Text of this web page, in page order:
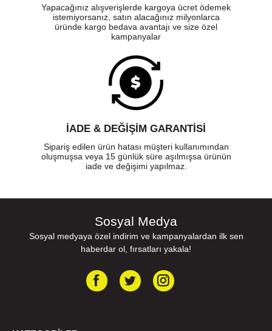
Yapacağınız alışverişlerde kargoya ücret ödemek
istemiyorsanız, satın alacağınız milyonlarca
üründe kargo bedava avantajı ve size özel
kampanyalar
İADE & DEĞİŞİM GARANTİSİ
Sipariş edilen ürün hatası müşteri kullanımından
oluşmuşsa veya 15 günlük süre aşılmışsa ürünün
iade ve değişimi yapılmaz.
Sosyal Medya
Sosyal medyaya özel indirim ve kampanyalardan ilk sen
haberdar ol, fırsatları yakala!